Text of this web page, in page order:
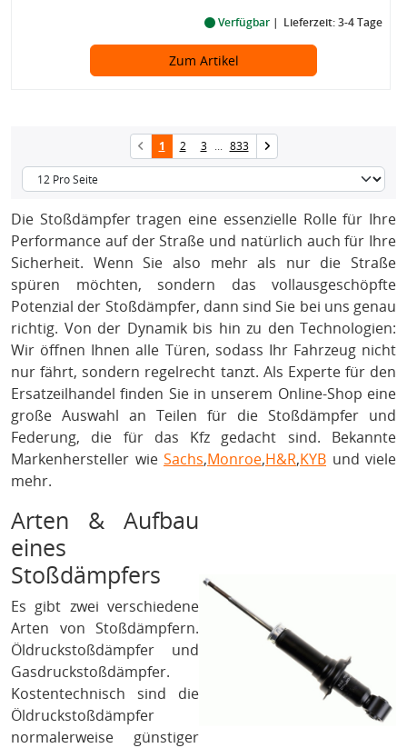
Verfügbar Lieferzeit: 3-4 Tage
Zum Artikel
1 2 3 ... 833
Die Stoßdämpfer tragen eine essenzielle Rolle für Ihre
Performance auf der Straße und natürlich auch für Ihre
Sicherheit. Wenn Sie also mehr als nur die Straße
spüren möchten, sondern das vollausgeschöpfte
Potenzial der Stoßdämpfer, dann sind Sie bei uns genau
richtig. Von der Dynamik bis hin zu den Technologien:
Wir öffnen Ihnen alle Türen, sodass Ihr Fahrzeug nicht
nur fährt, sondern regelrecht tanzt. Als Experte für den
Ersatzeilhandel finden Sie in unserem Online-Shop eine
große Auswahl an Teilen für die Stoßdämpfer und
Federung, die für das Kfz gedacht sind. Bekannte
Markenhersteller wie Sachs,Monroe,H&R,KYB und viele
mehr.
Arten & Aufbau
eines
Stoßdämpfers
Es gibt zwei verschiedene
Arten von Stoßdämpfern.
Öldruckstoßdämpfer und
Gasdruckstoßdämpfer.
Kostentechnisch sind die
Öldruckstoßdämpfer
normalerweise günstiger